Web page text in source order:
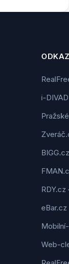
i-
BIGG.cz
eBar.cz
Web-